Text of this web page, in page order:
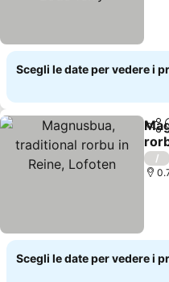
Scegli le date per vedere i
/
Scegli le date per vedere i